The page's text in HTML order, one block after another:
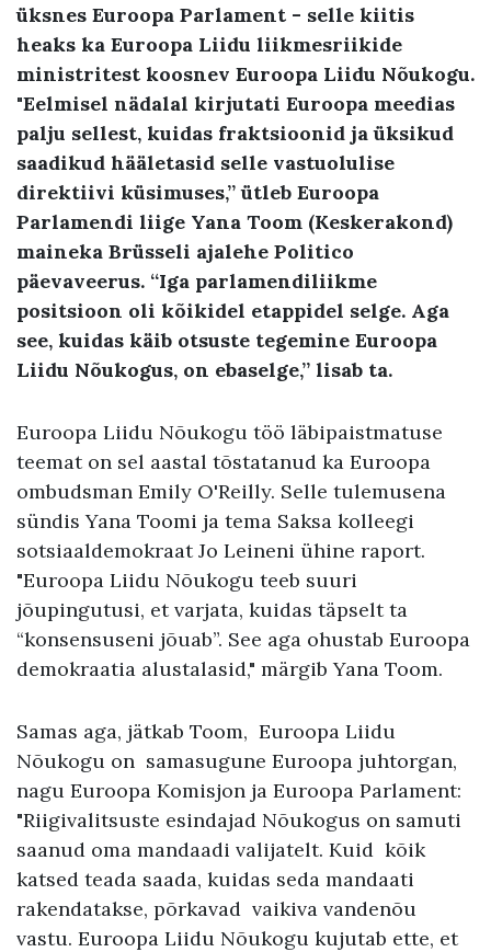
üksnes Euroopa Parlament - selle kiitis
heaks ka Euroopa Liidu liikmesriikide
ministritest koosnev Euroopa Liidu Nõukogu.
"Eelmisel nädalal kirjutati Euroopa meedias
palju sellest, kuidas fraktsioonid ja üksikud
saadikud hääletasid selle vastuolulise
direktiivi küsimuses,” ütleb Euroopa
Parlamendi liige Yana Toom (Keskerakond)
maineka Brüsseli ajalehe Politico
päevaveerus. “Iga parlamendiliikme
positsioon oli kõikidel etappidel selge. Aga
see, kuidas käib otsuste tegemine Euroopa
Liidu Nõukogus, on ebaselge,” lisab ta.
Euroopa Liidu Nõukogu töö läbipaistmatuse
teemat on sel aastal tõstatanud ka Euroopa
ombudsman Emily O'Reilly. Selle tulemusena
sündis Yana Toomi ja tema Saksa kolleegi
sotsiaaldemokraat Jo Leineni ühine raport.
"Euroopa Liidu Nõukogu teeb suuri
jõupingutusi, et varjata, kuidas täpselt ta
“konsensuseni jõuab”. See aga ohustab Euroopa
demokraatia alustalasid," märgib Yana Toom.
Samas aga, jätkab Toom, Euroopa Liidu
Nõukogu on samasugune Euroopa juhtorgan,
nagu Euroopa Komisjon ja Euroopa Parlament:
"Riigivalitsuste esindajad Nõukogus on samuti
saanud oma mandaadi valijatelt. Kuid kõik
katsed teada saada, kuidas seda mandaati
rakendatakse, põrkavad vaikiva vandenõu
vastu. Euroopa Liidu Nõukogu kujutab ette, et